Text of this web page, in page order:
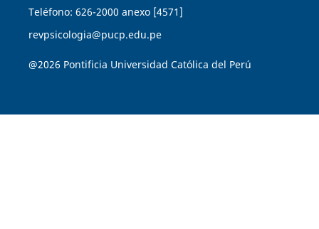
Teléfono: 626-2000 anexo [4571]
revpsicologia@pucp.edu.pe
@2026 Pontificia Universidad Católica del Perú